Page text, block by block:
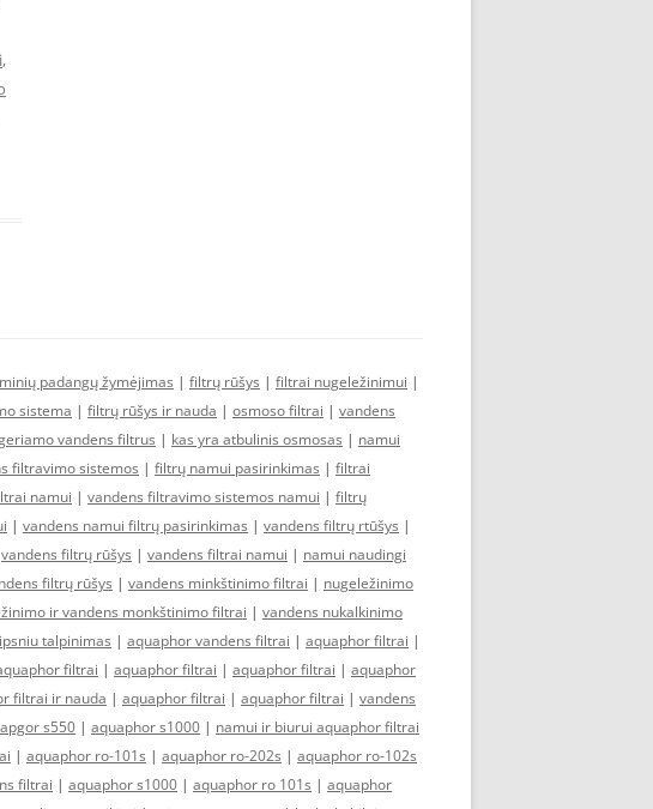
,
padangų žymėjimas | filtrų rūšys | filtrai nugeležinimui |
sistema | filtrų rūšys ir nauda | osmoso filtrai | vandens
vandens filtrus | kas yra atbulinis osmosas | namui
filtravimo sistemos | filtrų namui pasirinkimas | filtrai
namui | vandens filtravimo sistemos namui | filtrų
| vandens namui filtrų pasirinkimas | vandens filtrų rtūšys |
vandens filtrų rūšys | vandens filtrai namui | namui naudingi
filtrų rūšys | vandens minkštinimo filtrai | nugeležinimo
ir vandens monkštinimo filtrai | vandens nukalkinimo
talpinimas | aquaphor vandens filtrai | aquaphor filtrai |
filtrai | aquaphor filtrai | aquaphor filtrai | aquaphor
filtrai ir nauda | aquaphor filtrai | aquaphor filtrai | vandens
s550 | aquaphor s1000 | namui ir biurui aquaphor filtrai
| aquaphor ro-101s | aquaphor ro-202s | aquaphor ro-102s
filtrai | aquaphor s1000 | aquaphor ro 101s | aquaphor